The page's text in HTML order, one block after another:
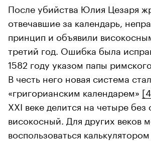
После убийства Юлия Цезаря
отвечавшие за календарь,
принцип и объявили
третий год. Ошибка была
1582 году указом папы
В честь него новая система
«григорианским календарем»
XXI веке делится на четыре без
високосный. Для других веков
воспользоваться калькулятором